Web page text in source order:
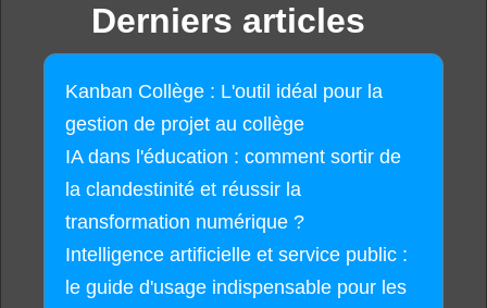
Derniers articles
Kanban Collège : L'outil idéal pour la
gestion de projet au collège
IA dans l'éducation : comment sortir de
la clandestinité et réussir la
transformation numérique ?
Intelligence artificielle et service public :
le guide d'usage indispensable pour les